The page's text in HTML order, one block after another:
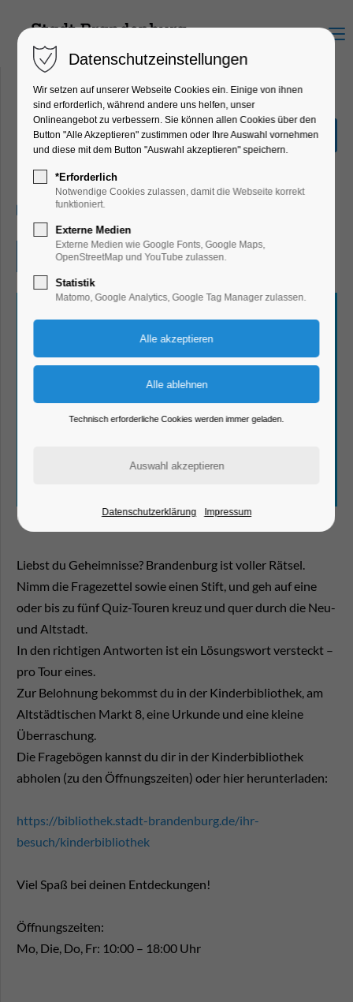
Menu
Quiz-Tour
Ferienkalender, Kinder, Jugend, Mitmach-
Aktion
15.08.2025, 10:00–17:30
Eintritt frei
Liebst du Geheimnisse? Brandenburg ist voller Rätsel.
Nimm die Fragezettel sowie einen Stift, und geh auf eine
oder bis zu fünf Quiz-Touren kreuz und quer durch die Neu-
und Altstadt.
In den richtigen Antworten ist ein Lösungswort versteckt –
pro Tour eines.
Zur Belohnung bekommst du in der Kinderbibliothek, am
Altstädtischen Markt 8, eine Urkunde und eine kleine
Überraschung.
Die Fragebögen kannst du dir in der Kinderbibliothek
abholen (zu den Öffnungszeiten) oder hier herunterladen:
https://bibliothek.stadt-brandenburg.de/ihr-
besuch/kinderbibliothek
Viel Spaß bei deinen Entdeckungen!
Öffnungszeiten:
Mo, Die, Do, Fr: 10:00 – 18:00 Uhr
Datenschutzeinstellungen
Wir setzen auf unserer Webseite Cookies ein. Einige von ihnen
sind erforderlich, während andere uns helfen, unser
Onlineangebot zu verbessern. Sie können allen Cookies über den
Button "Alle Akzeptieren" zustimmen oder Ihre Auswahl vornehmen
und diese mit dem Button "Auswahl akzeptieren" speichern.
*Erforderlich
Notwendige Cookies zulassen, damit die Webseite korrekt
funktioniert.
Externe Medien
Externe Medien wie Google Fonts, Google Maps,
OpenStreetMap und YouTube zulassen.
Statistik
Matomo, Google Analytics, Google Tag Manager zulassen.
Technisch erforderliche Cookies werden immer geladen.
Datenschutzerklärung Impressum